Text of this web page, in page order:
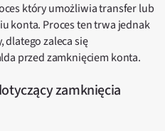
który umożliwia transfer lub
konta. Proces ten trwa jednak
dlatego zaleca się
przed zamknięciem konta.
zamknięcia